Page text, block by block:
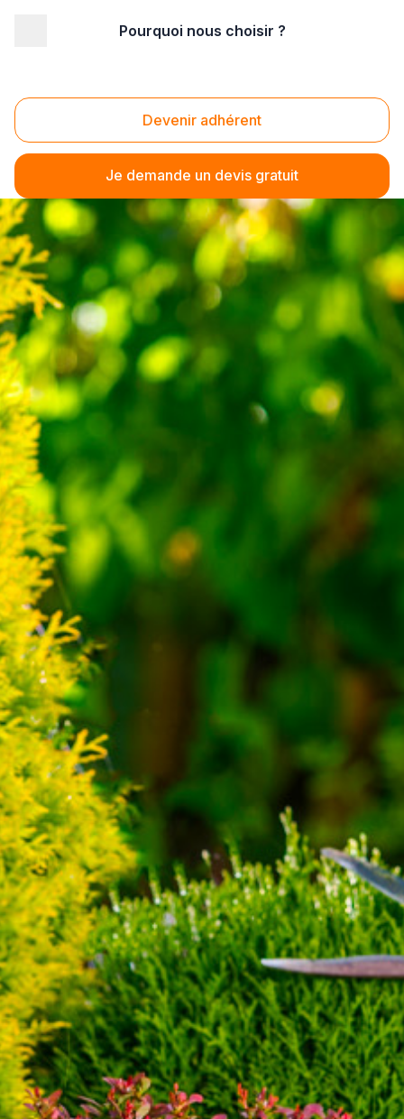
Pourquoi nous choisir ?
Devenir adhérent
Je demande un devis gratuit